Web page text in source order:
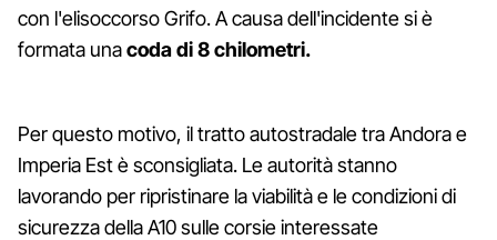
con l'elisoccorso Grifo. A causa dell'incidente si è
formata unacoda di 8 chilometri.
Per questo motivo, il tratto autostradale tra Andora e
Imperia Est è sconsigliata. Le autorità stanno
lavorando per ripristinare la viabilità e le condizioni di
sicurezza della A10 sulle corsie interessate